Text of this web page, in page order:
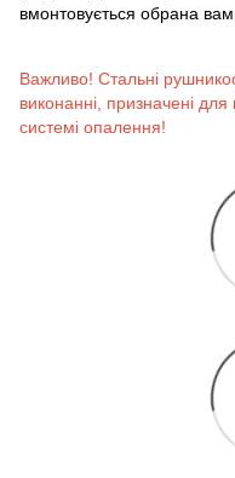
вмонтовується обрана
Важливо! Стальні
виконанні, призначені
системі опалення!